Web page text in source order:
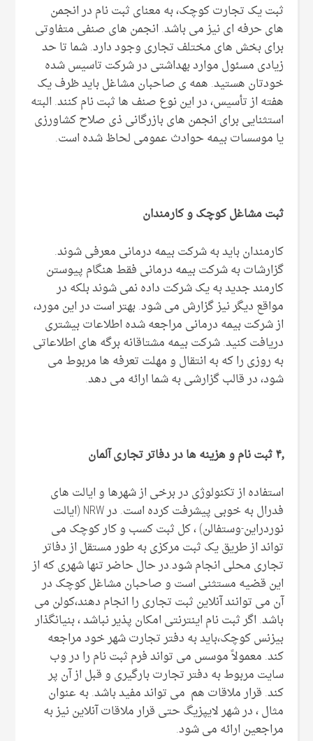
ثبت یک تجارت کوچک، به معنای ثبت نام در انجمن
های حرفه ای نیز می باشد. انجمن های صنفی متفاوتی
برای بخش های مختلف تجاری وجود دارد. شما تا حد
زیادی مسئول موارد بهداشتی در شرکت تاسیس شده
خودتان هستید. همه ی صاحبان مشاغل باید ظرف یک
هفته از تأسیس، در این نوع صنف ها ثبت نام کنند. البته
استثنایی برای انجمن های بازرگانی ذی صلاح کشاورزی
یا موسسات بیمه حوادث عمومی لحاظ شده است.
ثبت مشاغل کوچک و کارمندان
کارمندان باید به شرکت بیمه درمانی معرفی شوند.
گزارشات به شرکت بیمه درمانی فقط هنگام پیوستن
کارمند جدید به یک شرکت داده نمی شوند بلکه در
مواقع دیگر نیز گزارش می شود. بهتر است در این مورد،
از شرکت بیمه درمانی مراجعه شده اطلاعات بیشتری
دریافت کنید. شرکت بیمه مشتاقانه برگه های اطلاعاتی
به روزی را که به انتقال و مهلت تعرفه ها مربوط می
شود، در قالب گزارشی به شما ارائه می دهد.
۴٫ ثبت نام و هزینه ها در دفاتر تجاری آلمان
استفاده از تکنولوژی در برخی از شهرها و ایالت های
فدرال به خوبی پیشرفت کرده است. در NRW (ایالت
نوردراین-وستفالن) ، کل ثبت کسب و کار کوچک می
تواند از طریق یک ثبت مرکزی به طور مستقل از دفاتر
تجاری محلی انجام شود.در حال حاضر تنها شهری که از
این قضیه مستثنی است و صاحبان مشاغل کوچک در
آن می توانند آنلاین ثبت تجاری را انجام دهند،کولن می
باشد. اگر ثبت نام اینترنتی امکان پذیر نباشد ، بنیانگذار
بیزنس کوچک،باید به دفتر تجارت شهر خود مراجعه
کند. معمولاً موسس می تواند فرم ثبت نام را در وب
سایت مربوط به دفتر تجارت بارگیری و قبل از آن پر
کند. قرار ملاقات هم می تواند مفید باشد. به عنوان
مثال ، در شهر لایپزیگ حتی قرار ملاقات آنلاین نیز به
مراجعین ارائه می شود.